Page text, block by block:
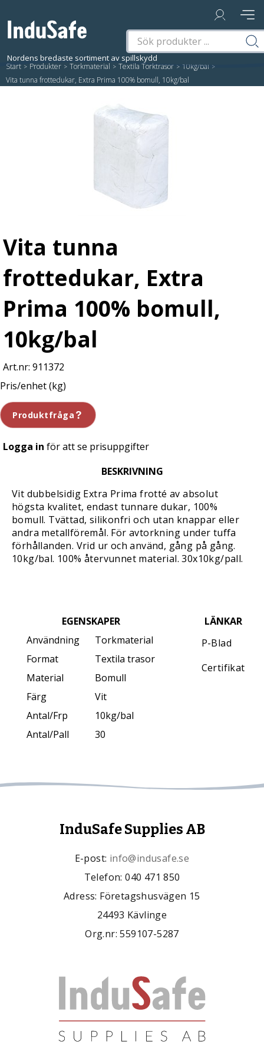
Start / Produkter / Torkmaterial / Textila Torktrasor / 10kg/bal /
Vita tunna frottedukar, Extra Prima 100% bomull, 10kg/bal
Vita tunna
frottedukar, Extra
Prima 100% bomull,
10kg/bal
911372
Pris/enhet (kg)
Produktfråga
Logga in för att se prisuppgifter
BESKRIVNING
Vit dubbelsidig Extra Prima frotté av absolut
högsta kvalitet, endast tunnare dukar, 100%
bomull. Tvättad, silikonfri och utan knappar eller
andra metallföremål. För avtorkning under tuffa
förhållanden. Vrid ur och använd, gång på gång.
10kg/bal. 100% återvunnet material. 30x10kg/pall.
EGENSKAPER
Användning
Torkmaterial
Format
Textila trasor
Material
Bomull
Färg
Vit
Antal/Frp
10kg/bal
Antal/Pall
30
LÄNKAR
P-Blad
Certifikat
InduSafe Supplies AB
E-post: info@indusafe.se
Telefon: 040 471 850
Adress: Företagshusvägen 15
24493 Kävlinge
Org.nr: 559107-5287